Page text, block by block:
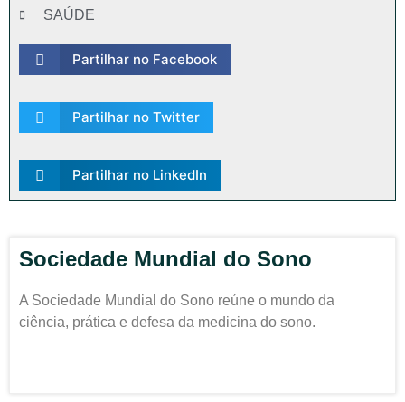
SAÚDE
Partilhar no Facebook
Partilhar no Twitter
Partilhar no LinkedIn
Sociedade Mundial do Sono
A Sociedade Mundial do Sono reúne o mundo da
ciência, prática e defesa da medicina do sono.